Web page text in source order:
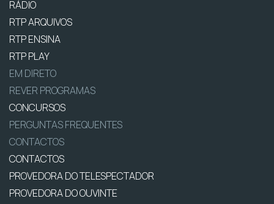
RÁDIO
RTP ARQUIVOS
RTP ENSINA
RTP PLAY
EM DIRETO
REVER PROGRAMAS
CONCURSOS
PERGUNTAS FREQUENTES
CONTACTOS
CONTACTOS
PROVEDORA DO TELESPECTADOR
PROVEDORA DO OUVINTE